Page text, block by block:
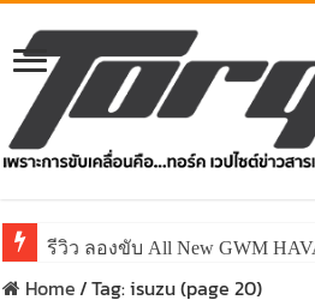
รีวิว ลองขับ All New GWM
Home/Tag:isuzu(page 20)